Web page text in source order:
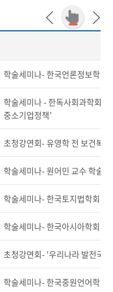
학술세미나- 한국언론정보학회
학술세미나 - 한독사회과학회
중소기업정책’
초청강연회- 유영학 전 보건복
학술세미나- 원어민 교수 학
학술세미나- 한국토지법학회 '
학술세미나- 한국아시아학회 '
초청강연회- '우리나라 발전국
학술세미나- 한국중원언어학회